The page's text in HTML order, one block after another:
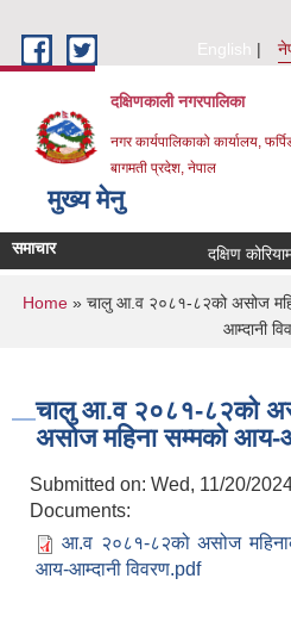
English
दक्षिणकाली नगरपालिका
नगर कार्यपालिकाको कार्यालय,
बागमती प्रदेश, नेपाल
मुख्य मेनु
समाचार दक्षिण
You are here
Home» चालु आ.व २०८१-८२को असोज
आम्दानी
चालु आ.व २०८१-८२को
असोज महिना सम्मको आय-
Submitted on: Wed, 11/20/
Documents:
आ.व २०८१-८२को असोज
आय-आम्दानी विवरण.pdf